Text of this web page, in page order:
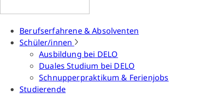
Berufserfahrene & Absolventen
Schüler/innen
Ausbildung bei DELO
Duales Studium bei DELO
Schnupperpraktikum & Ferienjobs
Studierende